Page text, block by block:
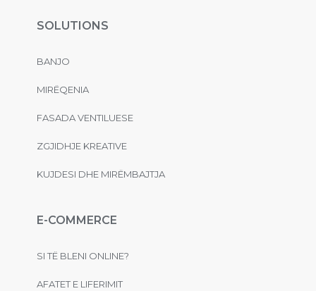
SOLUTIONS
BANJO
MIRËQENIA
FASADA VENTILUESE
ZGJIDHJE KREATIVE
KUJDESI DHE MIRËMBAJTJA
E-COMMERCE
SI TË BLENI ONLINE?
AFATET E LIFERIMIT